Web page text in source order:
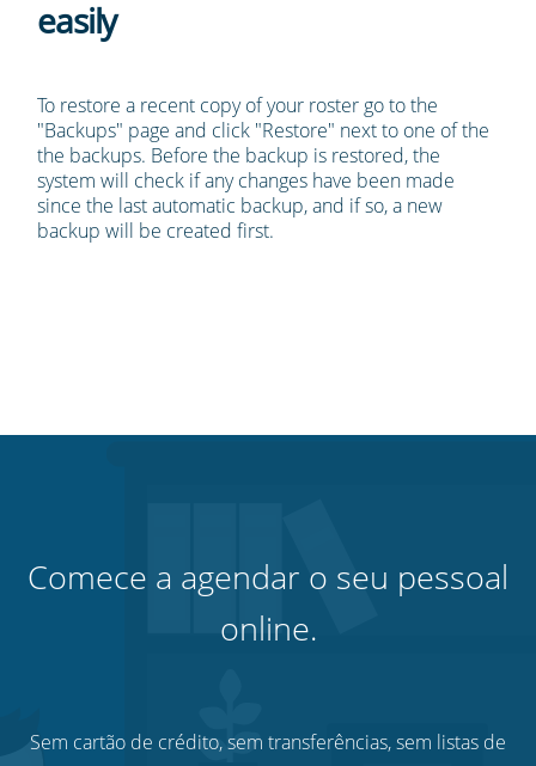
easily
To restore a recent copy of your roster go to the
"Backups" page and click "Restore" next to one of the
the backups. Before the backup is restored, the
system will check if any changes have been made
since the last automatic backup, and if so, a new
backup will be created first.
Comece a agendar o seu pessoal
online.
Sem cartão de crédito, sem transferências, sem listas de